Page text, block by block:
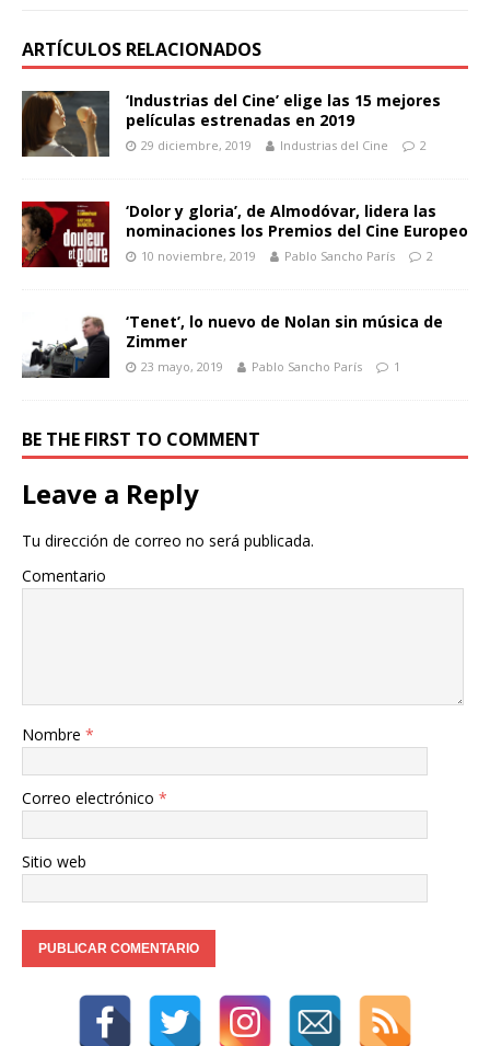
ARTÍCULOS RELACIONADOS
‘Industrias del Cine’ elige las 15 mejores
películas estrenadas en 2019
29 diciembre, 2019 Industrias del Cine 2
‘Dolor y gloria’, de Almodóvar, lidera las
nominaciones los Premios del Cine Europeo
10 noviembre, 2019 Pablo Sancho París 2
‘Tenet’, lo nuevo de Nolan sin música de
Zimmer
23 mayo, 2019 Pablo Sancho París 1
BE THE FIRST TO COMMENT
Leave a Reply
Tu dirección de correo no será publicada.
Comentario
Nombre *
Correo electrónico *
Sitio web